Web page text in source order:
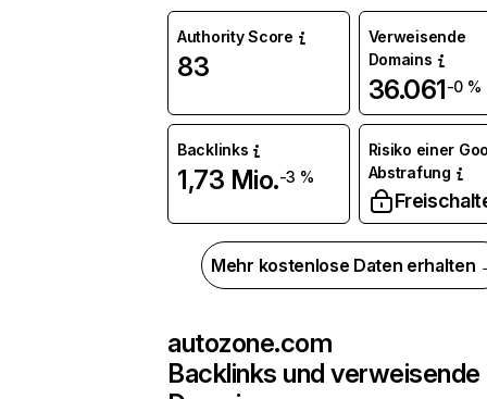
Authority Score
83
Verweisende
Domains
36.061-0 %
Backlinks
1,73 Mio.-3 %
Risiko einer
Abstrafung
Mehr kostenlose Daten erhalten
autozone.com
Backlinks und verweisende